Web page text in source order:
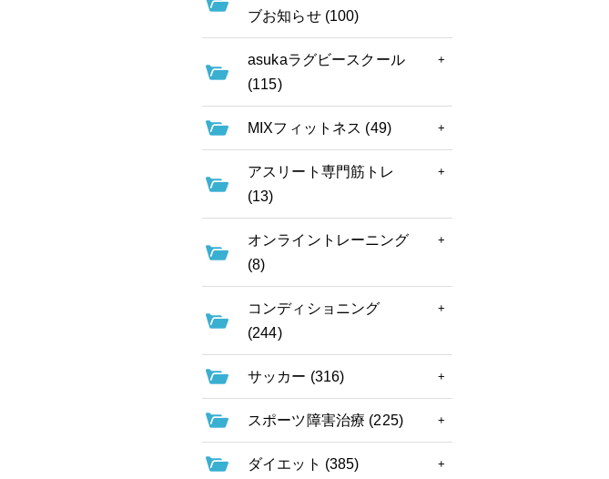
ブお知らせ (100)
asukaラグビースクール
(115)
MIXフィットネス (49)
アスリート専門筋トレ
(13)
オンライントレーニング
(8)
コンディショニング
(244)
サッカー (316)
スポーツ障害治療 (225)
ダイエット (385)